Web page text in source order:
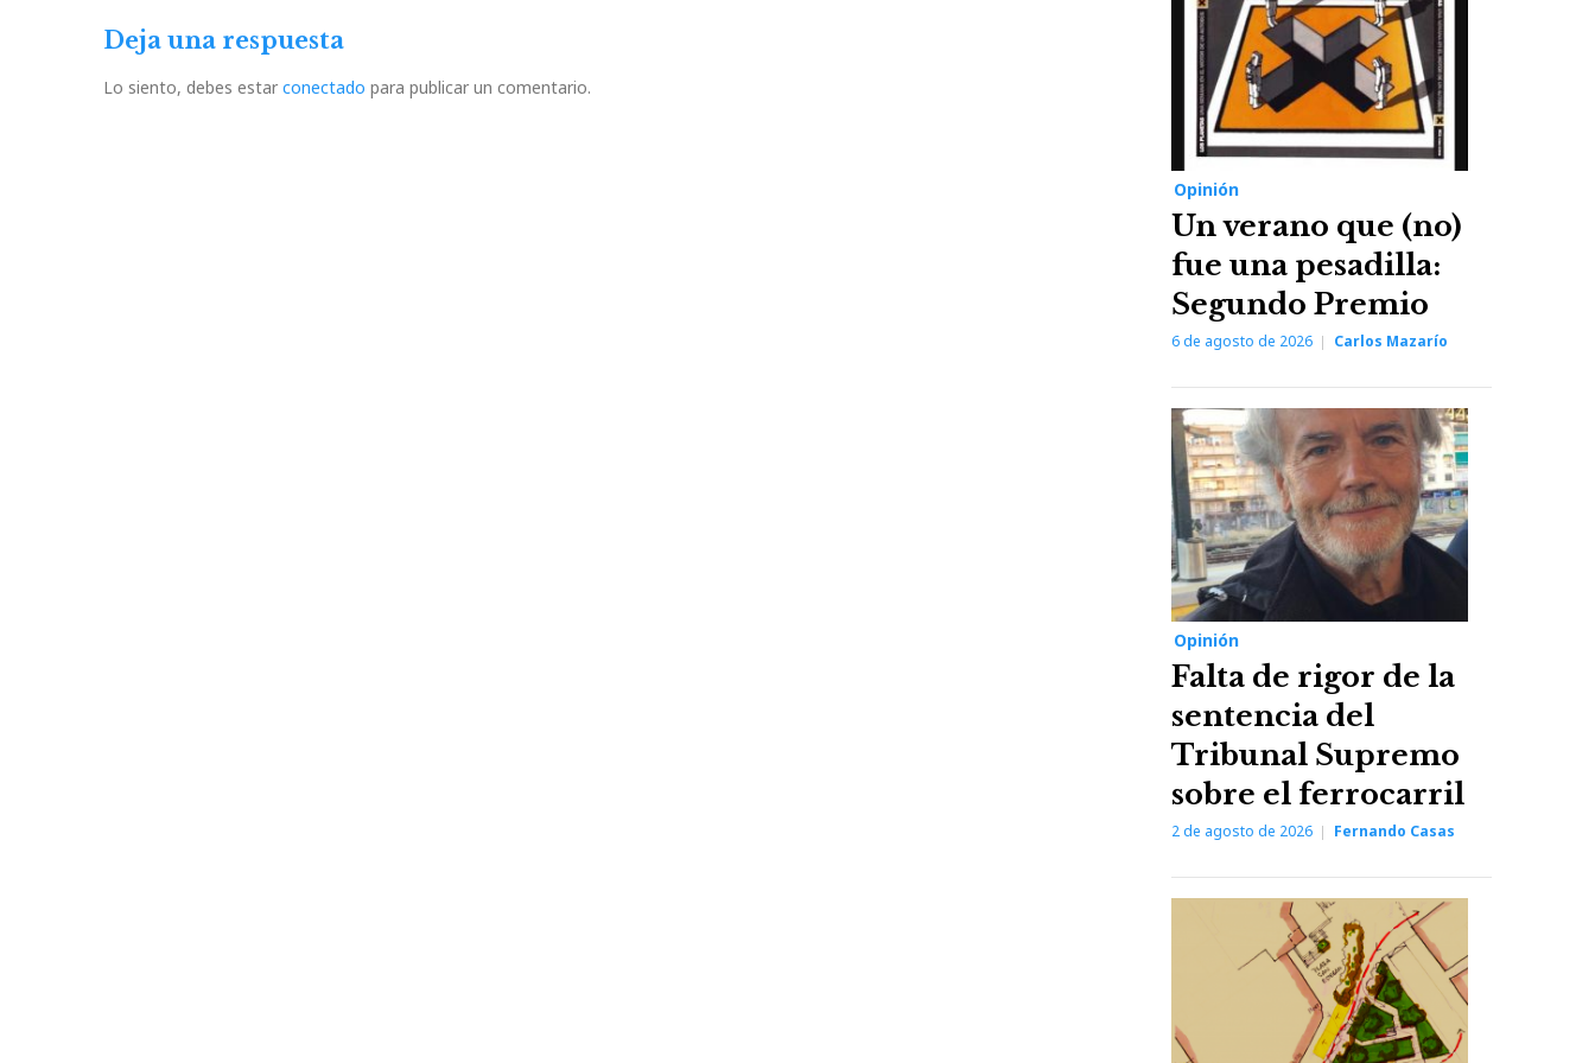
Deja una respuesta
Lo siento, debes estar conectado para publicar un comentario.
Opinión
Un verano que (no)
fue una pesadilla:
Segundo Premio
6 de agosto de 2026 Carlos Mazarío
Opinión
Falta de rigor de la
sentencia del
Tribunal Supremo
sobre el ferrocarril
2 de agosto de 2026 Fernando Casas